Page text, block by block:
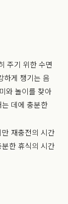
주기 위한 수면
하게 챙기는 음
와 놀이를 찾아
데에 충분한
재충전의 시간
한 휴식의 시간